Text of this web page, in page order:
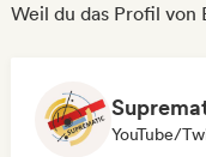
Weil du das Profil von